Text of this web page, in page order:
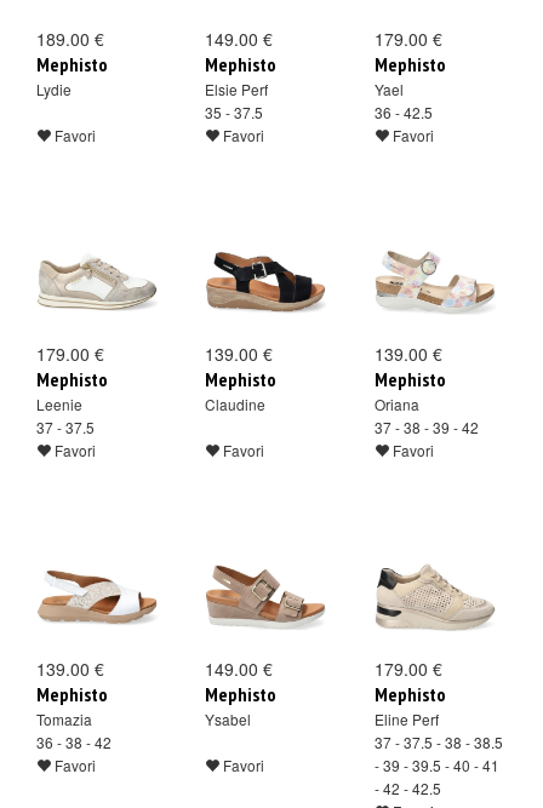
189.00 €
Mephisto
Lydie
Favori
149.00 €
Mephisto
Elsie Perf
35 - 37.5
Favori
179.00 €
Mephisto
Yael
36 - 42.5
Favori
179.00 €
Mephisto
Leenie
37 - 37.5
Favori
139.00 €
Mephisto
Claudine
Favori
139.00 €
Mephisto
Oriana
37 - 38 - 39 - 42
Favori
139.00 €
Mephisto
Tomazia
36 - 38 - 42
Favori
149.00 €
Mephisto
Ysabel
Favori
179.00 €
Mephisto
Eline Perf
37 - 37.5 - 38 - 38.5
- 39 - 39.5 - 40 - 41
- 42 - 42.5